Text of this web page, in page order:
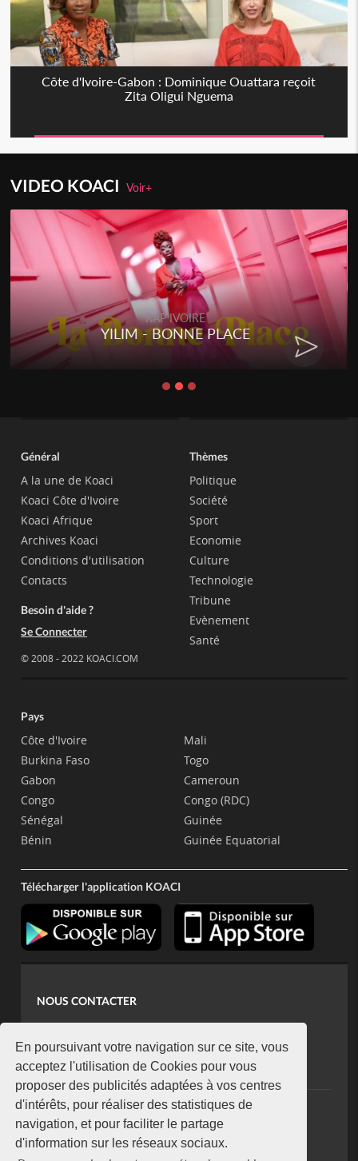
En poursuivant votre navigation sur ce site, vous
acceptez l'utilisation de Cookies pour vous
proposer des publicités adaptées à vos centres
d'intérêts, pour réaliser des statistiques de
navigation, et pour faciliter le partage
d'information sur les réseaux sociaux.
Côte d'Ivoire-Gabon : Dominique Ouattara reçoit
Zita Oligui Nguema
VIDEO KOACIVoir+
RAP IVOIRE
YILIM - BONNE PLACE
Général
A la une de Koaci
Koaci Côte d'Ivoire
Koaci Afrique
Archives Koaci
Conditions d'utilisation
Contacts
Besoin d'aide ?
Se Connecter
© 2008 - 2022 KOACI.COM
Thèmes
Politique
Société
Sport
Economie
Culture
Technologie
Tribune
Evènement
Santé
Pays
Côte d'Ivoire
Burkina Faso
Gabon
Congo
Sénégal
Bénin
Mali
Togo
Cameroun
Congo (RDC)
Guinée
Guinée Equatorial
Télécharger l'application KOACI
NOUS CONTACTER
koaci@yahoo.fr
+225 07 08 85 52 93
NEWSLETTER
Restez connecté via notre newsletter